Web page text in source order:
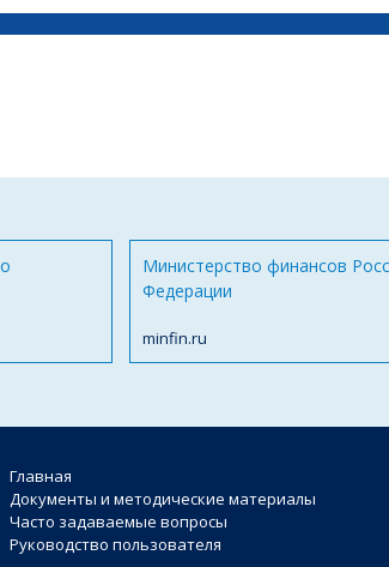
Министерство финансов
Федерации
minfin.ru
Главная
Документы и методические материалы
Часто задаваемые вопросы
Руководство пользователя